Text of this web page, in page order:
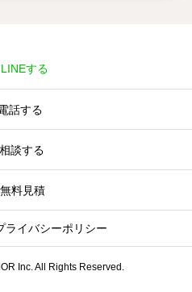
LINEする
話する
相談する
無料見積
ライバシーポリシー
Inc. All Rights Reserved.